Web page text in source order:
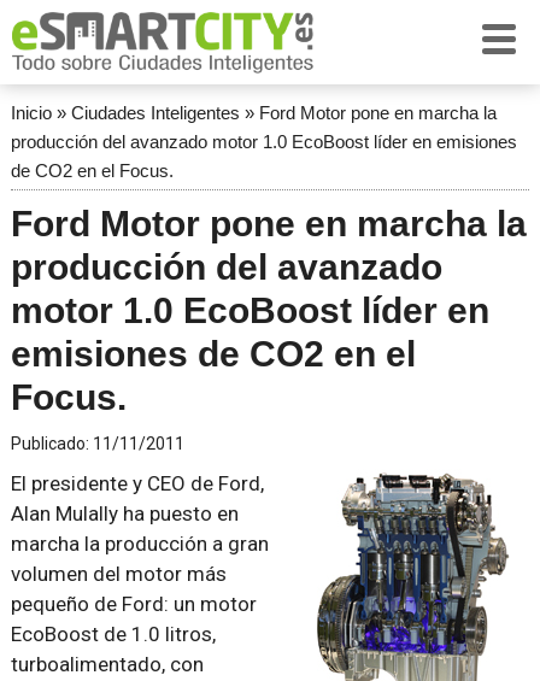
Inicio» Ciudades Inteligentes » Ford Motor pone en marcha la
producción del avanzado motor 1.0 EcoBoost líder en emisiones
de CO2 en el Focus.
Ford Motor pone en marcha la
producción del avanzado
motor 1.0 EcoBoost líder en
emisiones de CO2 en el
Focus.
Publicado: 11/11/2011
El presidente y CEO de Ford,
Alan Mulally ha puesto en
marcha la producción a gran
volumen del motor más
pequeño de Ford: un motor
EcoBoost de 1.0 litros,
turboalimentado, con